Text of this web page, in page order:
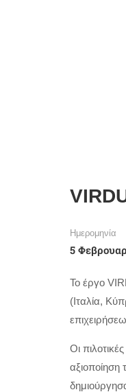
Ημερομηνία
5
Το έργο
(Ιταλία,
Οι